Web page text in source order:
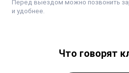
Перед выездом можно позвонить
и удобнее.
Что говорят